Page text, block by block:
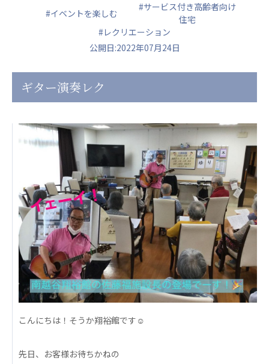
株式会社 サンガジャパン
株式会社日本遮蔽技研
一般社団法人 日本高齢者福祉協会
株式会社 爽やかな風沖縄
爽やかな風 中部エリア
爽やかな風 那覇エリア
株式会社 鷹揚館
社会福祉法人 共生会
特別養護老人ホーム 共生の家
株式会社 アジアメデカ元気事業団
アジアメデカ元気事業団
株式会社 爽やかな風九州
爽やかな風九州
株式会社 七星
七星
社会福祉法人 福ふく
福ふく
株式会社 せきれい
せきれい
#イベントを楽しむ
#サービス付き高齢者向け
住宅
#レクリエーション
公開日:2022年07月24日
ギター演奏レク
こんにちは！そうか翔裕館です☺
先日、お客様お待ちかねの